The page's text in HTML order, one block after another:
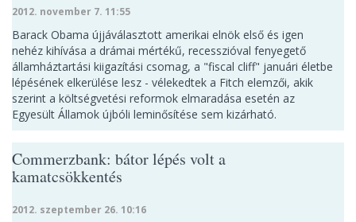
2012. november 7. 11:55
Barack Obama újjáválasztott amerikai elnök első és igen
nehéz kihívása a drámai mértékű, recesszióval fenyegető
államháztartási kiigazítási csomag, a "fiscal cliff" januári életbe
lépésének elkerülése lesz - vélekedtek a Fitch elemzői, akik
szerint a költségvetési reformok elmaradása esetén az
Egyesült Államok újbóli leminősítése sem kizárható.
Commerzbank: bátor lépés volt a
kamatcsökkentés
2012. szeptember 26. 10:16